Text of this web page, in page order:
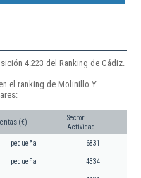
4.223 del Ranking de Cádiz.
el ranking de Molinillo Y
(€)
Sector
Actividad
pequeña 6831
pequeña 4334